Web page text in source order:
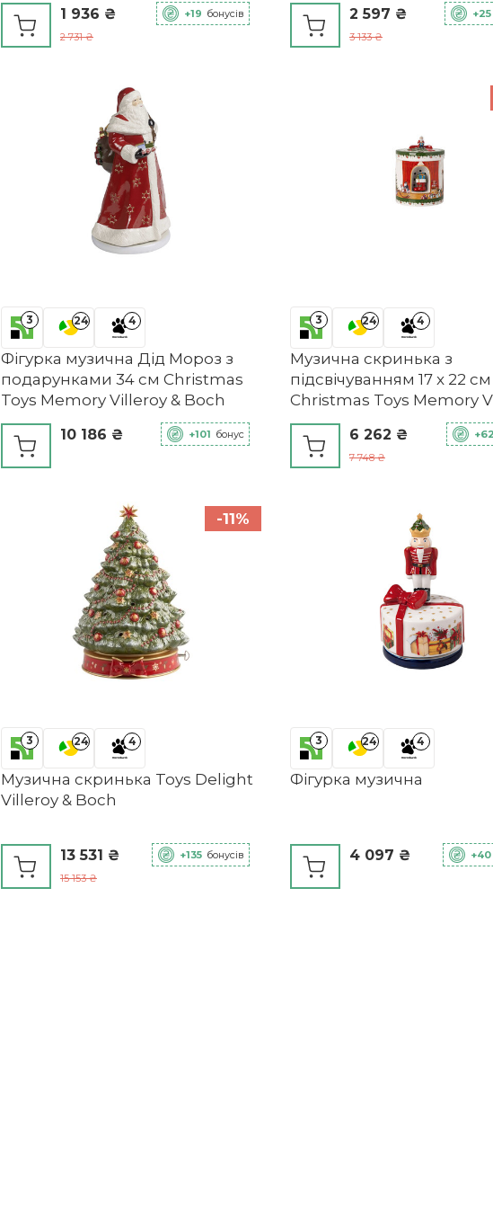
1 936 ₴
2 731 ₴
+19 бонусів 2 597 ₴
3 133 ₴
+25
3 24 4
Фігурка музична Дід Мороз з
подарунками 34 см Christmas
Toys Memory Villeroy & Boch
10 186 ₴ +101 бонус
3 24 4
Музична скринька з
підсвічуванням 17 x 22 см
Christmas Toys Memory
& Boch
6 262 ₴
7 748 ₴
+62
3 24 4
Музична скринька Toys Delight
Villeroy & Boch
-11%
13 531 ₴
15 153 ₴
+135 бонусів
3 24 4
Фігурка музична
4 097 ₴ +40